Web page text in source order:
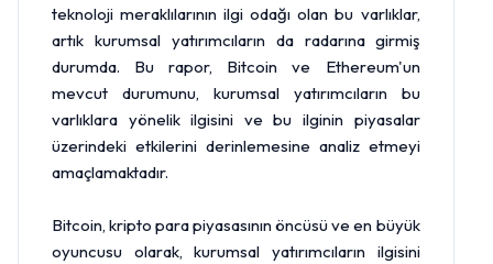
teknoloji meraklılarının ilgi odağı olan bu varlıklar,
artık kurumsal yatırımcıların da radarına girmiş
durumda. Bu rapor, Bitcoin ve Ethereum'un
mevcut durumunu, kurumsal yatırımcıların bu
varlıklara yönelik ilgisini ve bu ilginin piyasalar
üzerindeki etkilerini derinlemesine analiz etmeyi
amaçlamaktadır.
Bitcoin, kripto para piyasasının öncüsü ve en büyük
oyuncusu olarak, kurumsal yatırımcıların ilgisini